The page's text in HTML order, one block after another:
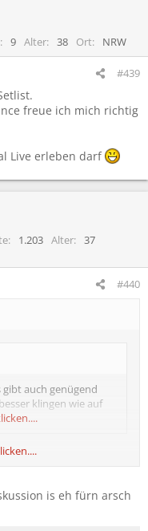
9 Alter 38 Ort NRW
#439
freue ich mich richtig
Live erleben darf
1.203 Alter
37
#440
gibt auch genügend
klingen wie auf
muss man aber einfach
is eh fürn arsch